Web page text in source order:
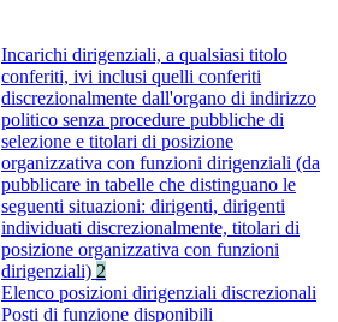
Incarichi dirigenziali, a qualsiasi titolo
conferiti, ivi inclusi quelli conferiti
discrezionalmente dall'organo di indirizzo
politico senza procedure pubbliche di
selezione e titolari di posizione
organizzativa con funzioni dirigenziali (da
pubblicare in tabelle che distinguano le
seguenti situazioni: dirigenti, dirigenti
individuati discrezionalmente, titolari di
posizione organizzativa con funzioni
dirigenziali) 2
Elenco posizioni dirigenziali discrezionali
Posti di funzione disponibili